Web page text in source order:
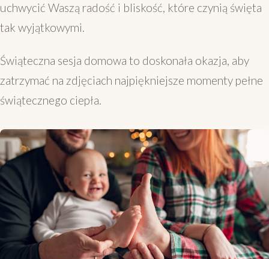
uchwycić Waszą radość i bliskość, które czynią święta
tak wyjątkowymi.
Świąteczna sesja domowa to doskonała okazja, aby
zatrzymać na zdjęciach najpiękniejsze momenty pełne
świątecznego ciepła.